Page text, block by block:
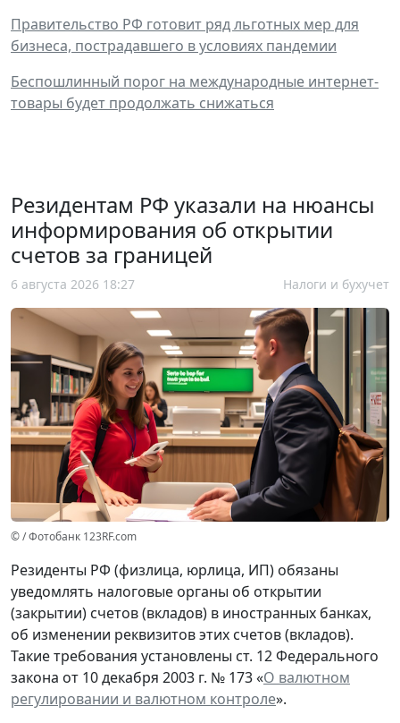
Правительство РФ готовит ряд льготных мер для
бизнеса, пострадавшего в условиях пандемии
Беспошлинный порог на международные интернет-
товары будет продолжать снижаться
Резидентам РФ указали на нюансы
информирования об открытии
счетов за границей
6 августа 2026 18:27 Налоги и бухучет
© / Фотобанк 123RF.com
Резиденты РФ (физлица, юрлица, ИП) обязаны
уведомлять налоговые органы об открытии
(закрытии) счетов (вкладов) в иностранных банках,
об изменении реквизитов этих счетов (вкладов).
Такие требования установлены ст. 12 Федерального
закона от 10 декабря 2003 г. № 173 «О валютном
регулировании и валютном контроле».